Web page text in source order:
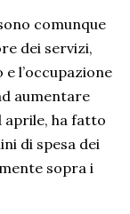
comunque
dei servizi,
l’occupazione
aumentare
aprile, ha fatto
di spesa dei
sopra i